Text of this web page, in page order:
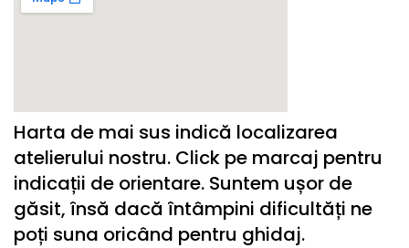
Harta de mai sus indică localizarea
atelierului nostru. Click pe marcaj pentru
indicații de orientare. Suntem ușor de
găsit, însă dacă întâmpini dificultăți ne
poți suna oricând pentru ghidaj.